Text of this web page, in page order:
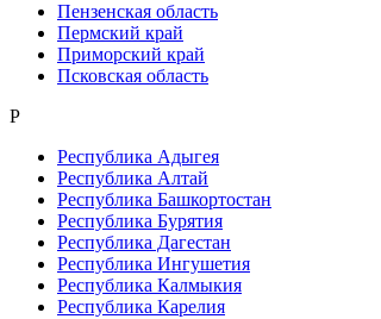
Пензенская область
Пермский край
Приморский край
Псковская область
Р
Республика Адыгея
Республика Алтай
Республика Башкортостан
Республика Бурятия
Республика Дагестан
Республика Ингушетия
Республика Калмыкия
Республика Карелия